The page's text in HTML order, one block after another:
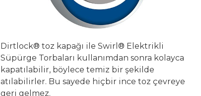
Dirtlock® toz kapağı ile Swirl® Elektrikli
Süpürge Torbaları kullanımdan sonra kolayca
kapatılabilir, böylece temiz bir şekilde
atılabilirler. Bu sayede hiçbir ince toz çevreye
geri gelmez.